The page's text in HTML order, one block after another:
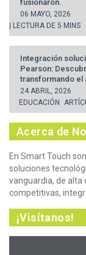
fusionaron.
06 MAYO, 2026
| LECTURA DE 5 MINS
Integración
Pearson:
transformando el
24 ABRIL, 2026
EDUCACIÓN
Acerca de
En Smart Touch
soluciones
vanguardia, de alta
competitivas,
¡Visítanos!